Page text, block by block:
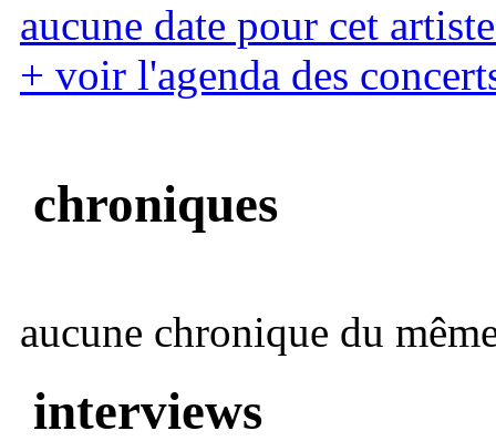
aucune date pour cet
+ voir l'agenda des
chroniques
aucune chronique du
interviews